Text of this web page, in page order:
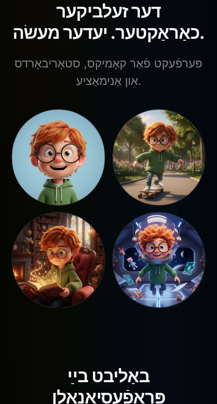
דער זעלביקער
כאַראַקטער. יעדער מעשׂה.
פּערפֿעקט פֿאַר קאָמיקס, סטאָריבאָרדס
און אַנימאַציע.
באַליבט בײַ
פּראָפֿעסיאָנאַלן